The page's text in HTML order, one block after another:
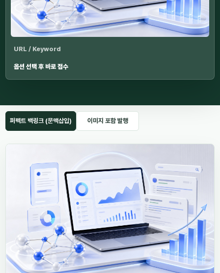
URL / Keyword
옵션 선택 후 바로 접수
퍼펙트 백링크 (문맥삽입) 이미지 포함 발행